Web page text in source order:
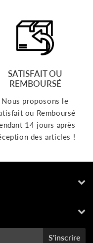
SATISFAIT OU
REMBOURSÉ
Nous proposons le
ou Remboursé
14 jours après
des articles !
S'inscrire